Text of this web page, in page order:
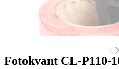
Fotokvant CL-P110-